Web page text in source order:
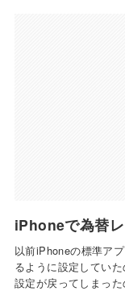
iPhoneで為替
以前iPhoneの標準ア
るように設定してい
設定が戻ってしまっ